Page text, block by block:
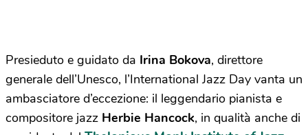
Presieduto e guidato da Irina Bokova, direttore
generale dell’Unesco, l’International Jazz Day vanta un
ambasciatore d’eccezione: il leggendario pianista e
compositore jazz Herbie Hancock, in qualità anche di